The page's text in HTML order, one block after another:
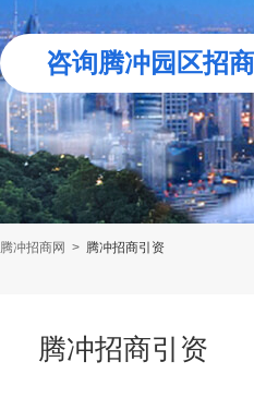
咨询腾冲园区招
腾冲招商网 > 腾冲招商引资
腾冲招商引资